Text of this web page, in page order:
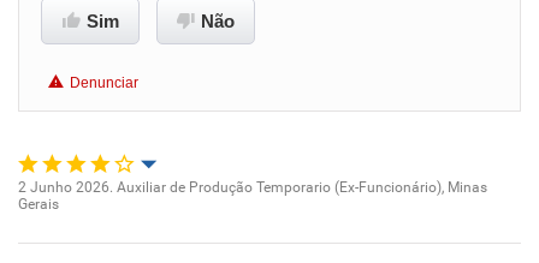
Conciliação com a vida familiar
Recomenda esta empresa
Recomenda a diretoria
Sim Não
Denunciar
Oportunidade de promoção
2 Junho 2026. Auxiliar de Produção Temporario (Ex-Funcionário), Minas
Gerais